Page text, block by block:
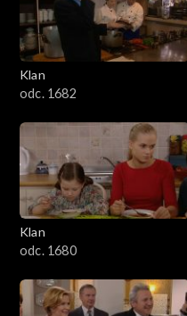
1401–1500
1301–1400
1201–1300
1101–1200
1001–1100
901–1000
801–900
Klan
odc. 1682
Klan
odc. 1680